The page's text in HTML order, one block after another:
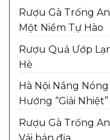
Rượu Gà Trống
Một Niềm Tự Hào
Rượu Quả Ướp
Hè
Hà Nội Nắng
Hướng “Giải
Rượu Gà Trống